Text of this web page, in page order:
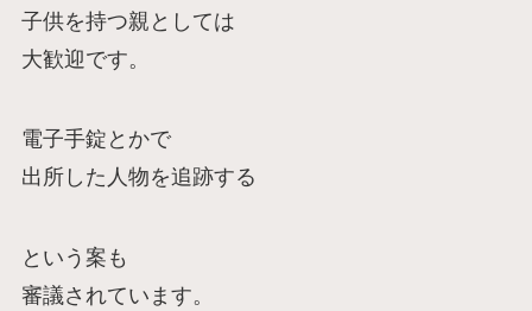
子供を持つ親としては
大歓迎です。
電子手錠とかで
出所した人物を追跡する
という案も
審議されています。